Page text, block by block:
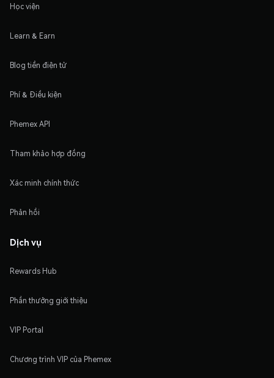
Học viện
Learn & Earn
Blog tiền điện tử
Phí & Điều kiện
Phemex API
Tham khảo hợp đồng
Xác minh chính thức
Phản hồi
Dịch vụ
Rewards Hub
Phần thưởng giới thiệu
VIP Portal
Chương trình VIP của Phemex